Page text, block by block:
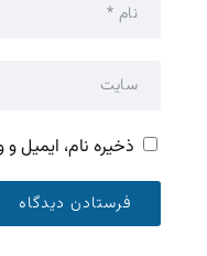
ذخیره نام، ایمیل